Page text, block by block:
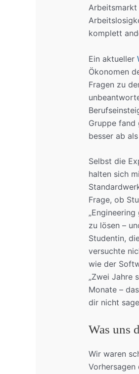
Arbeitsmarkt
komplett
Ein aktueller
Ökonomen
Fragen zu
Gruppe fand
besser ab
Selbst die
halten sich
Frage, ob
zu lösen –
Studentin,
versuchte
wie der
„Zwei Jahre
Monate –
dir nicht
Was uns
Wir waren
Vorhersagen